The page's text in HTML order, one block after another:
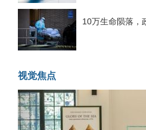
10万生命陨落，
视觉焦点